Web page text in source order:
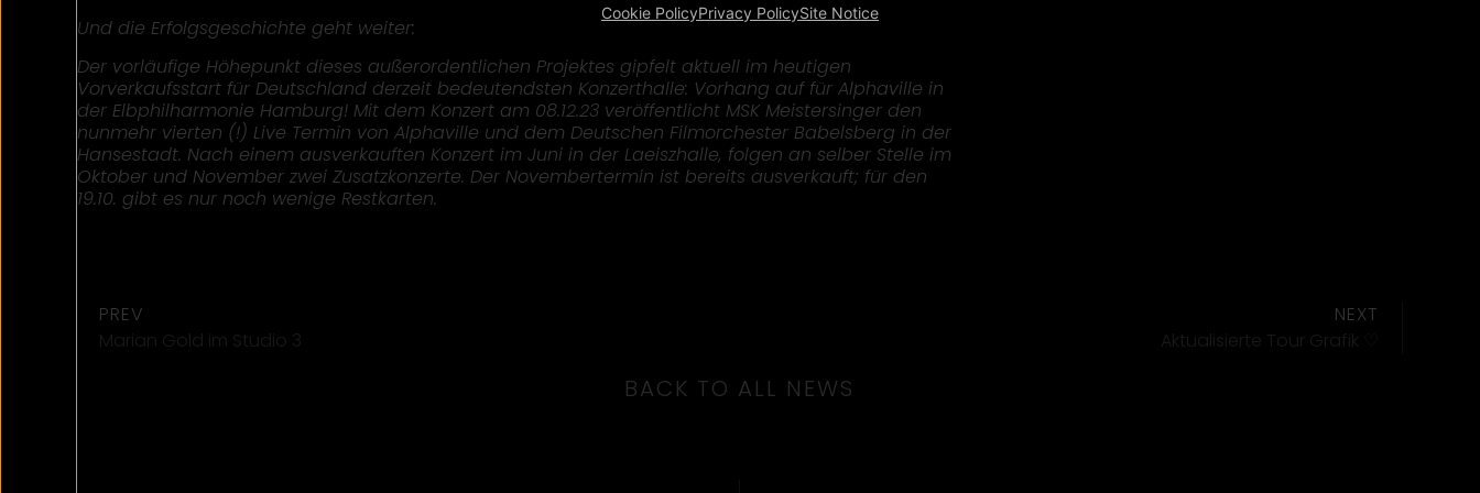
Cookie PolicyPrivacy PolicySite Notice
Und die Erfolgsgeschichte geht weiter:
Der vorläufige Höhepunkt dieses außerordentlichen Projektes gipfelt aktuell im heutigen
Vorverkaufsstart für Deutschland derzeit bedeutendsten Konzerthalle: Vorhang auf für Alphaville in
der Elbphilharmonie Hamburg! Mit dem Konzert am 08.12.23 veröffentlicht MSK Meistersinger den
nunmehr vierten (!) Live Termin von Alphaville und dem Deutschen Filmorchester Babelsberg in der
Hansestadt. Nach einem ausverkauften Konzert im Juni in der Laeiszhalle, folgen an selber Stelle im
Oktober und November zwei Zusatzkonzerte. Der Novembertermin ist bereits ausverkauft; für den
19.10. gibt es nur noch wenige Restkarten.
PREV
Marian Gold im Studio 3
NEXT
Aktualisierte Tour Grafik ♡
BACK TO ALL NEWS